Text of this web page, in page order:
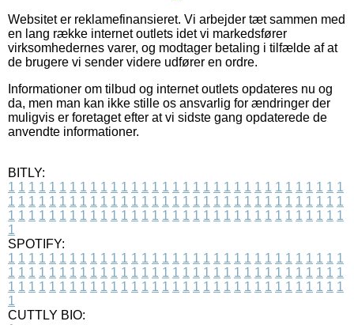
Websitet er reklamefinansieret. Vi arbejder tæt sammen med
en lang række internet outlets idet vi markedsfører
virksomhedernes varer, og modtager betaling i tilfælde af at
de brugere vi sender videre udfører en ordre.
Informationer om tilbud og internet outlets opdateres nu og
da, men man kan ikke stille os ansvarlig for ændringer der
muligvis er foretaget efter at vi sidste gang opdaterede de
anvendte informationer.
BITLY:
1 1 1 1 1 1 1 1 1 1 1 1 1 1 1 1 1 1 1 1 1 1 1 1 1 1 1 1 1 1 1 1 1
1 1 1 1 1 1 1 1 1 1 1 1 1 1 1 1 1 1 1 1 1 1 1 1 1 1 1 1 1 1 1 1 1
1 1 1 1 1 1 1 1 1 1 1 1 1 1 1 1 1 1 1 1 1 1 1 1 1 1 1 1 1 1 1 1 1
1
SPOTIFY:
1 1 1 1 1 1 1 1 1 1 1 1 1 1 1 1 1 1 1 1 1 1 1 1 1 1 1 1 1 1 1 1 1
1 1 1 1 1 1 1 1 1 1 1 1 1 1 1 1 1 1 1 1 1 1 1 1 1 1 1 1 1 1 1 1 1
1 1 1 1 1 1 1 1 1 1 1 1 1 1 1 1 1 1 1 1 1 1 1 1 1 1 1 1 1 1 1 1 1
1
CUTTLY BIO: